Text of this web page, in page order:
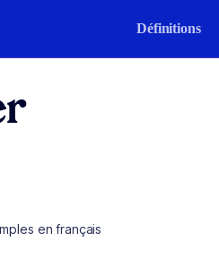
Définitions
en français